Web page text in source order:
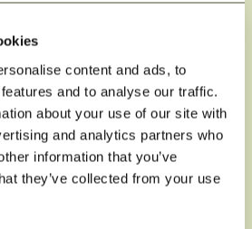
content and ads, to
and to analyse our traffic.
about your use of our site with
and analytics partners who
information that you’ve
they’ve collected from your use
om lift- och
de alpina trafikreglerna,
allmänna bestämmelser för skidåkning